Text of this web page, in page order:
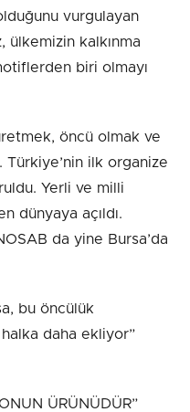
vurgulayan
ülkemizin kalkınma
biri olmayı
öncü olmak ve
ilk organize
Yerli ve milli
dünyaya açıldı.
da yine Bursa’da
bu öncülük
daha ekliyor”
ÜRÜNÜDÜR”